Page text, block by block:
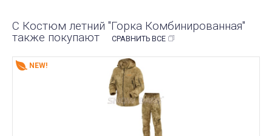
С Костюм летний "Горка Комбинированная"
также покупают
СРАВНИТЬ ВСЕ
NEW!